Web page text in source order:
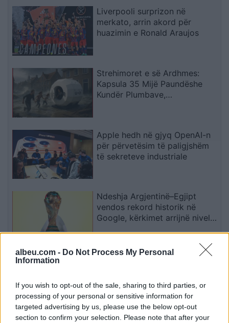
albeu.com - Do Not Process My Personal
Information
If you wish to opt-out of the sale, sharing to third parties, or
processing of your personal or sensitive information for
targeted advertising by us, please use the below opt-out
section to confirm your selection. Please note that after your
Liverpooli surprizon në
merkato, arrin akord për
huazimin e Ronald Araujos
Strehimoret e së Ardhmes:
Kapsula 35 Mijë Paundëshe
Kundër Plumbave,
Apple hedh në gjyq OpenAI-n
për përvetësim të paligjshëm
të sekreteve industriale
Ndeshja Argjentinë–Egjipt
vendos rekord historik në
Google, kërkimet arrijnë nivele
Kina zbulon robotë humanoidë